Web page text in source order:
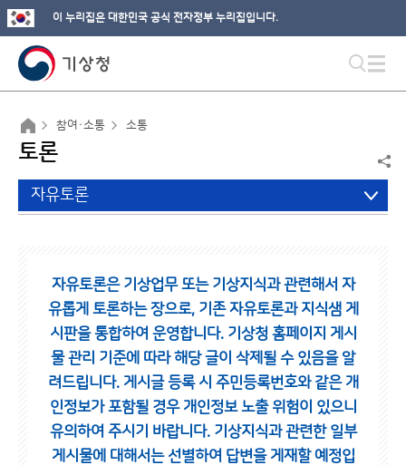
이 누리집은 대한민국 공식 전자정부 누리집입니다.
참여·소통 소통
토론
자유토론
자유토론은 기상업무 또는 기상지식과 관련해서 자
유롭게 토론하는 장으로, 기존 자유토론과 지식샘 게
시판을 통합하여 운영합니다. 기상청 홈페이지 게시
물 관리 기준에 따라 해당 글이 삭제될 수 있음을 알
려드립니다. 게시글 등록 시 주민등록번호와 같은 개
인정보가 포함될 경우 개인정보 노출 위험이 있으니
유의하여 주시기 바랍니다. 기상지식과 관련한 일부
게시물에 대해서는 선별하여 답변을 게재할 예정입